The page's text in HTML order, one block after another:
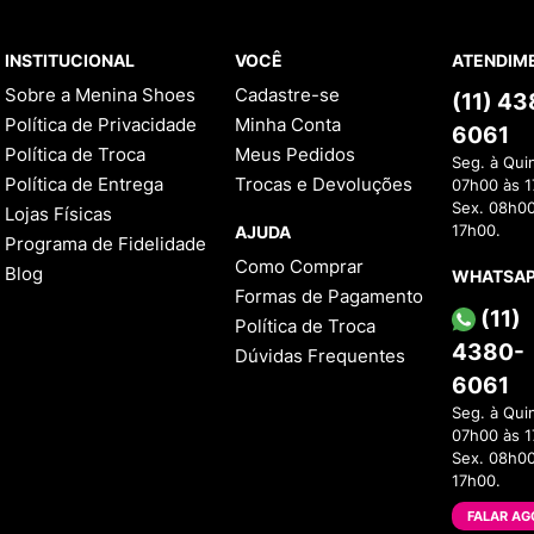
Quais são os mais
Os
mais
Alguns exemplos de
Tênis Fila Disruptor:
Tênis Fila Float
Tênis Fila Corda
Tênis Fila Ray
Como você pode ver, a
e garanta o seu agora
INSTITUCIONAL
Sobre a Menina Shoes
Política de Privacidade
Política de Troca
Política de Entrega
Lojas Físicas
Programa de Fidelidade
Blog
VOCÊ
Cadastre-se
Minha Conta
Meus Pedidos
Trocas e Devoluções
AJUDA
Como Comprar
Formas de Pagamento
Política de Troca
Dúvidas Frequentes
(11)
6061
Seg. à
07h00 às
Sex.
17h00.
(11)
4380-
6061
Seg. à
07h00 às
Sex.
17h00.
FALAR